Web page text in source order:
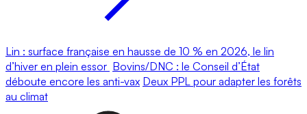
Lin : surface française en hausse de 10 % en 2026, le lin
d’hiver en plein essor Bovins/DNC : le Conseil d’État
déboute encore les anti-vax Deux PPL pour adapter les forêts
au climat